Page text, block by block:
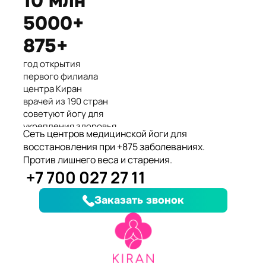
Международные призеры 2-го
Азиатского Чемпионата по
йогасана спорт и единственные
представители Казахстана.
5000+
875+
год открытия
первого филиала
центра Киран
врачей из 190 стран
советуют йогу для
укрепления здоровья
клиентов улучшили
здоровье и
качество жизни
заболеваний, при
которых йога
дополняет лечение
Сеть центров медицинской йоги для
восстановления при +875 заболеваниях.
Против лишнего веса и старения.
+7 700 027 27 11
Заказать звонок